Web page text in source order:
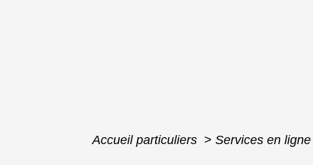
Accueil particuliers > Services en